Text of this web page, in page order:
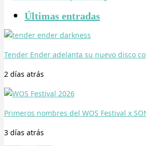
Últimas entradas
Tender Ender adelanta su nuevo disco
2 días atrás
Primeros nombres del WOS Festival x
3 días atrás